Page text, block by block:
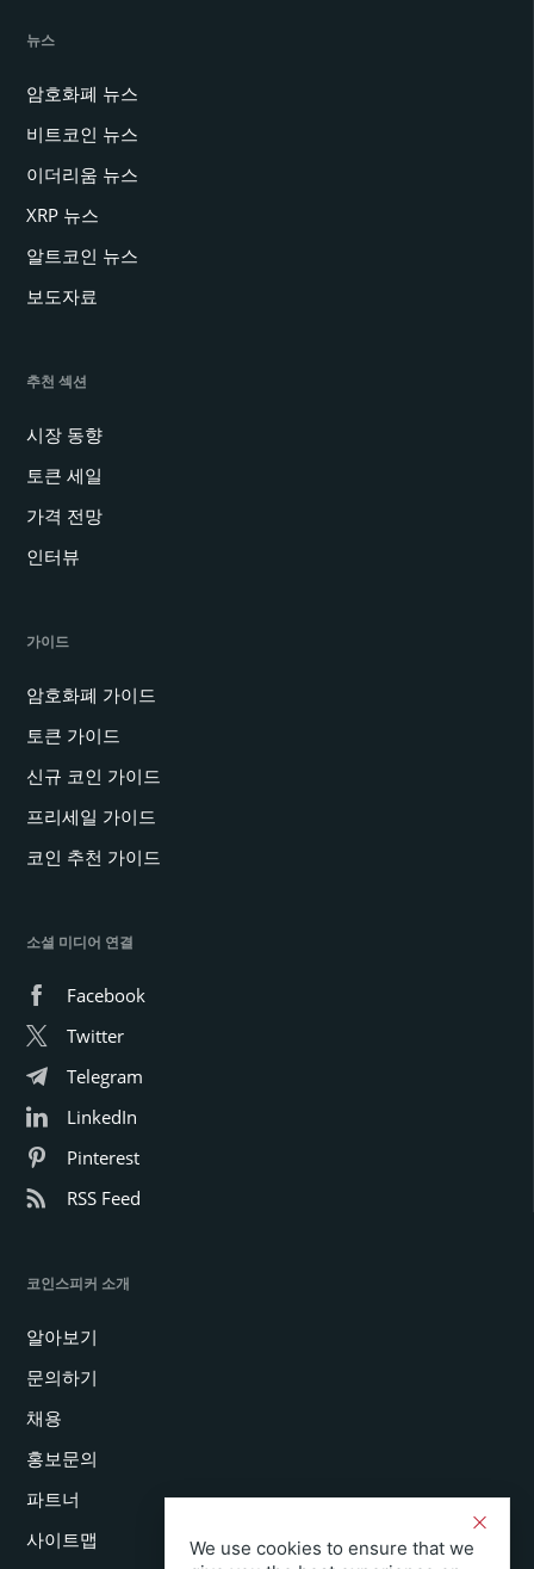
뉴스
암호화폐 뉴스
비트코인 뉴스
이더리움 뉴스
XRP 뉴스
알트코인 뉴스
보도자료
추천 섹션
시장 동향
토큰 세일
가격 전망
인터뷰
가이드
암호화폐 가이드
토큰 가이드
신규 코인 가이드
프리세일 가이드
코인 추천 가이드
소셜 미디어 연결
Facebook
Twitter
Telegram
LinkedIn
Pinterest
RSS Feed
코인스피커 소개
알아보기
문의하기
채용
홍보문의
파트너
사이트맵
We use cookies to ensure that we